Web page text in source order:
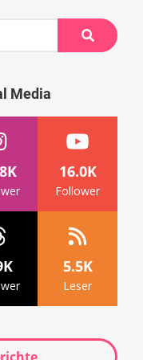
Suche
Media
16.0K
Follower
5.5K
Leser